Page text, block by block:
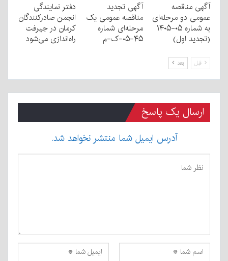
آگهی مناقصه
عمومی دو مرحله‌ای
به شماره ۰۵-۱۴۰۵
(تجدید اول)
آگهی تجدید
مناقصه عمومی یک
مرحله‌ای شماره
۴۵-۰۵-ک-م
دفتر نمایندگی
انجمن صادرکنندگان
کرمان در جیرفت
راه‌اندازی می‌شود
قبل بعد
ارسال یک پاسخ
آدرس ایمیل شما منتشر نخواهد شد.